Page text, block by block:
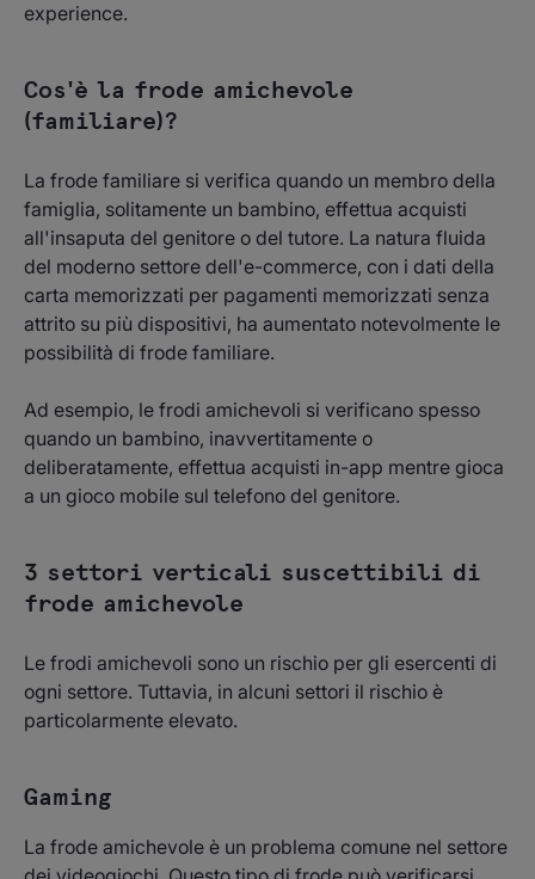
experience.
Cos'è la frode amichevole
(familiare)?
La frode familiare si verifica quando un membro della
famiglia, solitamente un bambino, effettua acquisti
all'insaputa del genitore o del tutore. La natura fluida
del moderno settore dell'e-commerce, con i dati della
carta memorizzati per pagamenti memorizzati senza
attrito su più dispositivi, ha aumentato notevolmente le
possibilità di frode familiare.
Ad esempio, le frodi amichevoli si verificano spesso
quando un bambino, inavvertitamente o
deliberatamente, effettua acquisti in-app mentre gioca
a un gioco mobile sul telefono del genitore.
3 settori verticali suscettibili di
frode amichevole
Le frodi amichevoli sono un rischio per gli esercenti di
ogni settore. Tuttavia, in alcuni settori il rischio è
particolarmente elevato.
Gaming
La frode amichevole è un problema comune nel settore